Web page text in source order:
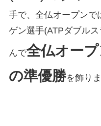
手で、全仏オープンで
ゲン選手(ATPダブル
んで全仏オー
の準優勝を飾り